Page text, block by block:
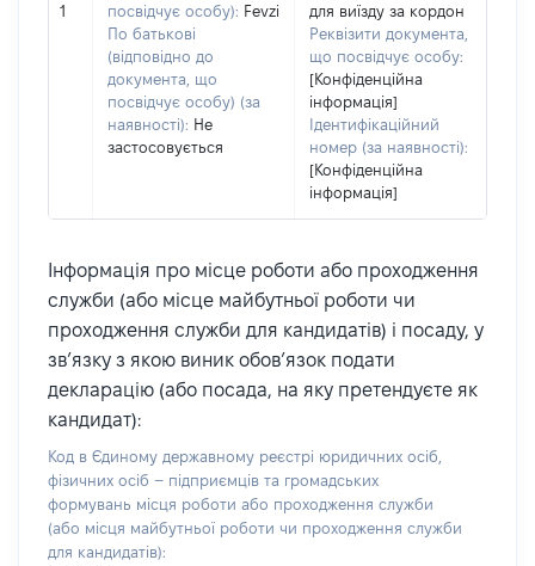
1 посвідчує особу): Fevzi
По батькові
(відповідно до
документа, що
посвідчує особу) (за
наявності): Не
застосовується
для виїзду за кордон
Реквізити документа,
що посвідчує особу:
[Конфіденційна
інформація]
Ідентифікаційний
номер (за наявності):
[Конфіденційна
інформація]
Інформація про місце роботи або проходження
служби (або місце майбутньої роботи чи
проходження служби для кандидатів) і посаду, у
зв’язку з якою виник обов’язок подати
декларацію (або посада, на яку претендуєте як
кандидат):
Код в Єдиному державному реєстрі юридичних осіб,
фізичних осіб – підприємців та громадських
формувань місця роботи або проходження служби
(або місця майбутньої роботи чи проходження служби
для кандидатів):